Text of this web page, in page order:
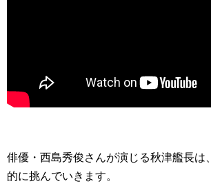
俳優・西島秀俊さんが演じる秋津艦長は
的に挑んでいきます。